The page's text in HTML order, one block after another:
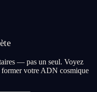
— pas un seul. Voyez
votre ADN cosmique